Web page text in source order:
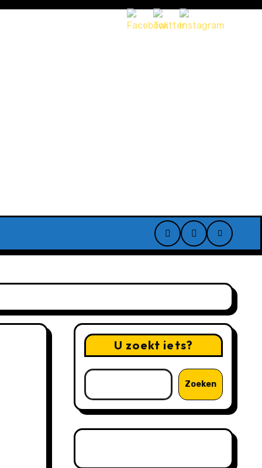
U zoekt iets?
Zoeken